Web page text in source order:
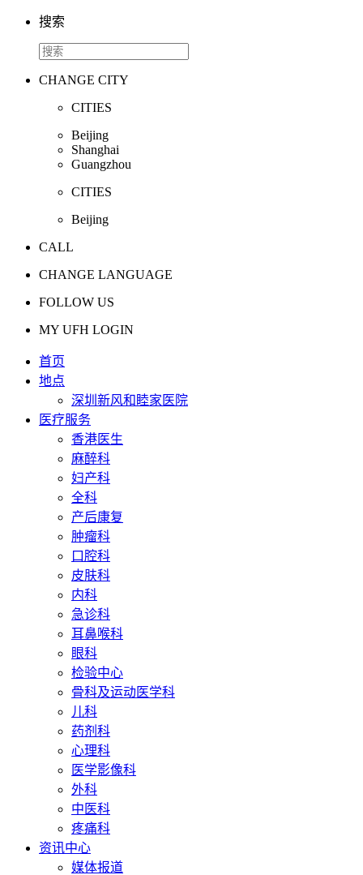
搜索
CHANGE CITY
CITIES
Beijing
Shanghai
Guangzhou
CITIES
Beijing
CALL
CHANGE LANGUAGE
FOLLOW US
MY UFH LOGIN
首页
地点
深圳新风和睦家医院
医疗服务
香港医生
麻醉科
妇产科
全科
产后康复
肿瘤科
口腔科
皮肤科
内科
急诊科
耳鼻喉科
眼科
检验中心
骨科及运动医学科
儿科
药剂科
心理科
医学影像科
外科
中医科
疼痛科
资讯中心
媒体报道